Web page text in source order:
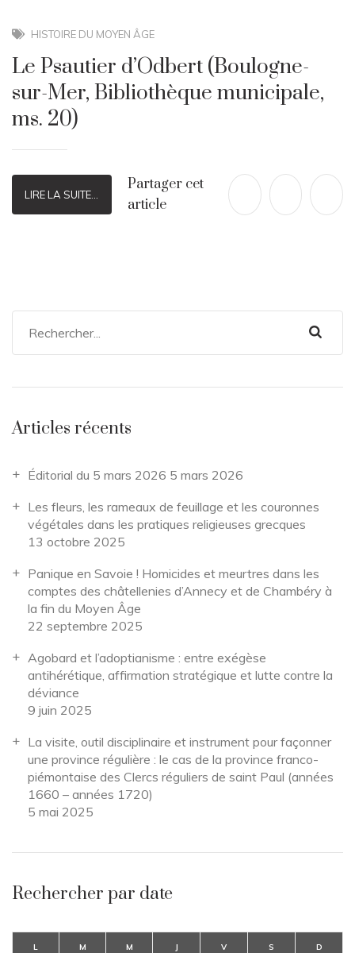
HISTOIRE DU MOYEN ÂGE
Le Psautier d’Odbert (Boulogne-
sur-Mer, Bibliothèque municipale,
ms. 20)
LIRE LA SUITE...
Partager cet
article
Articles récents
Éditorial du 5 mars 2026 5 mars 2026
Les fleurs, les rameaux de feuillage et les couronnes
végétales dans les pratiques religieuses grecques
13 octobre 2025
Panique en Savoie ! Homicides et meurtres dans les
comptes des châtellenies d’Annecy et de Chambéry à
la fin du Moyen Âge
22 septembre 2025
Agobard et l’adoptianisme : entre exégèse
antihérétique, affirmation stratégique et lutte contre la
déviance
9 juin 2025
La visite, outil disciplinaire et instrument pour façonner
une province régulière : le cas de la province franco-
piémontaise des Clercs réguliers de saint Paul (années
1660 – années 1720)
5 mai 2025
Rechercher par date
L M M J V S D